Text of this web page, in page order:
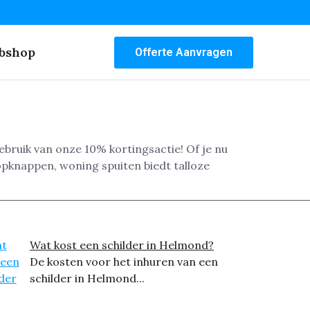
Offerte Aanvragen
van onze 10% kortingsactie! Of je nu
woning spuiten biedt talloze
Wat kost een schilder in Helmond?
De kosten voor het inhuren van een
schilder in Helmond...